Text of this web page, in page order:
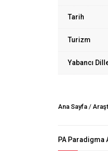
Tarih
Turizm
Yabancı
Ana Sayfa /
PA Paradigma